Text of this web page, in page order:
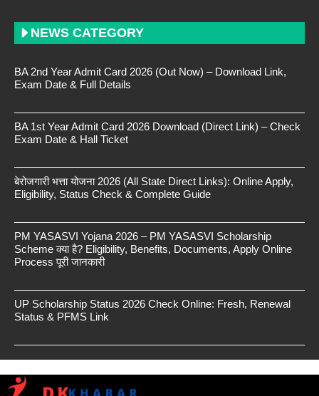
NEWS CATEGORY
BA 2nd Year Admit Card 2026 (Out Now) – Download Link,
Exam Date & Full Details
BA 1st Year Admit Card 2026 Download (Direct Link) – Check
Exam Date & Hall Ticket
बेरोजगारी भत्ता योजना 2026 (All State Direct Links): Online Apply,
Eligibility, Status Check & Complete Guide
PM YASASVI Yojana 2026 – PM YASASVI Scholarship
Scheme क्या है? Eligibility, Benefits, Documents, Apply Online
Process पूरी जानकारी
UP Scholarship Status 2026 Check Online: Fresh, Renewal
Status & PFMS Link